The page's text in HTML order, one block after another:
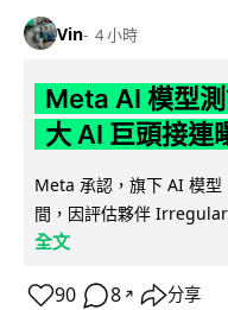
Vin 4 小時
Meta AI 模型
大 AI 巨頭接連
Meta 承認，旗下 AI 模
間，因評估夥伴
全文
90 8 ↗ 分享